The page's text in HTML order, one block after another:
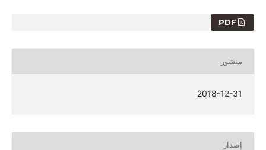
PDF
منشور
2018-12-31
إصدار